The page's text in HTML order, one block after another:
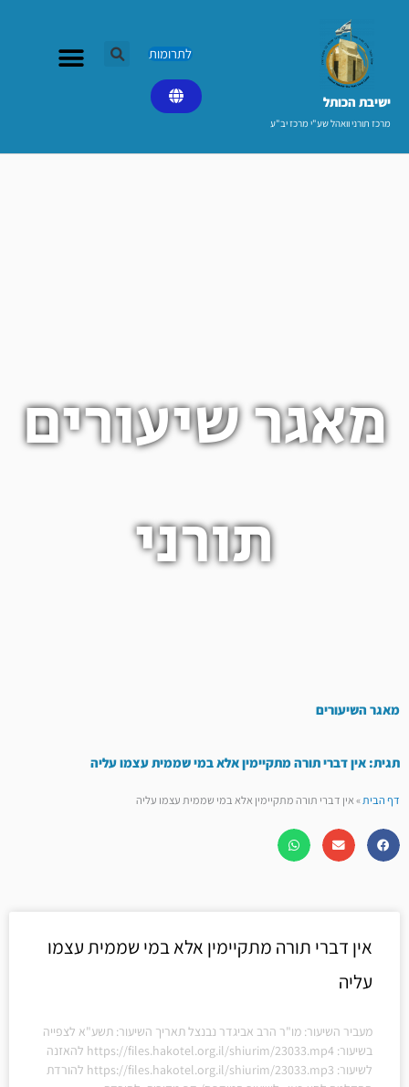
ישיבת הכותל​
מרכז תורני וואהל שע"י מרכז יב"ע
לתרומות
מאגר שיעורים
תורני
מאגר השיעורים
תגית: אין דברי תורה מתקיימין אלא במי שממית עצמו עליה
דף הבית»אין דברי תורה מתקיימין אלא במי שממית עצמו עליה
אין דברי תורה מתקיימין אלא במי שממית עצמו
עליה
מעביר השיעור: מו"ר הרב אביגדר נבנצל תאריך השיעור: תשע"א לצפייה
בשיעור: https://files.hakotel.org.il/shiurim/23033.mp4 להאזנה
לשיעור: https://files.hakotel.org.il/shiurim/23033.mp3 להורדת